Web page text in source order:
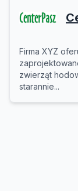
Firma XYZ
zwierząt
starannie...